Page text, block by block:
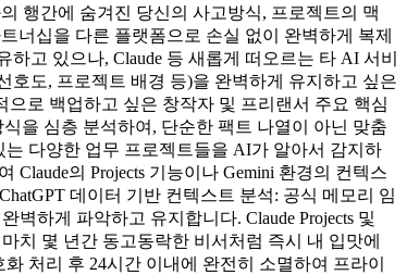
행간에 숨겨진 당신의 사고방식, 프로젝트의 맥
너십을 다른 플랫폼으로 손실 없이 완벽하게 복제
고 있으나, Claude 등 새롭게 떠오르는 타 AI 서비
도, 프로젝트 배경 등)을 완벽하게 유지하고 싶은
로 백업하고 싶은 창작자 및 프리랜서 주요 핵심
을 심층 분석하여, 단순한 팩트 나열이 아닌 맞춤
는 다양한 업무 프로젝트들을 AI가 알아서 감지하
의 Projects 기능이나 Gemini 환경의 컨텍스
데이터 기반 컨텍스트 분석: 공식 메모리 임
하게 파악하고 유지합니다. Claude Projects 및
치 몇 년간 동고동락한 비서처럼 즉시 내 입맛에
처리 후 24시간 이내에 완전히 소멸하여 프라이